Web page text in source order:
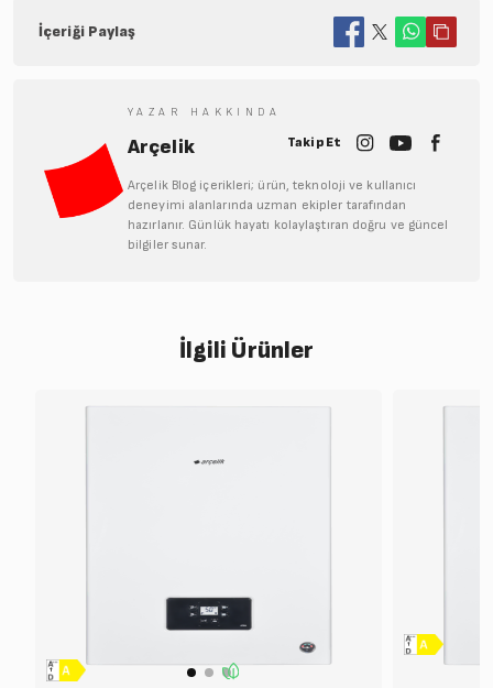
İçeriği Paylaş
YAZAR HAKKINDA
Arçelik Takip Et
Arçelik Blog içerikleri; ürün, teknoloji ve kullanıcı
deneyimi alanlarında uzman ekipler tarafından
hazırlanır. Günlük hayatı kolaylaştıran doğru ve güncel
bilgiler sunar.
İlgili Ürünler